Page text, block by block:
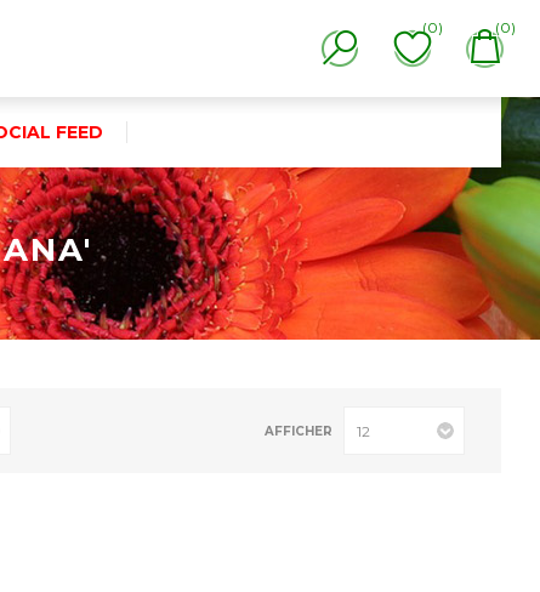
(0) (0)
FEED
AFFICHER